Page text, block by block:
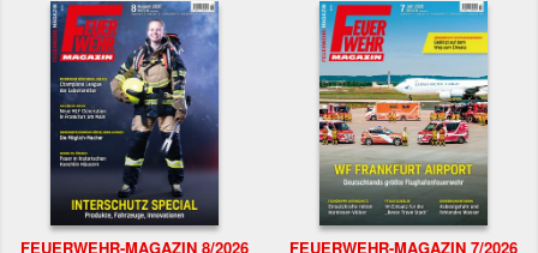
FEUERWEHR-MAGAZIN 8/2026 FEUERWEHR-MAGAZIN 7/2026